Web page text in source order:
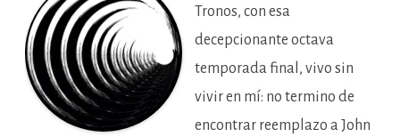
la
de
retribución
de
los
administradores
Tronos, con esa
decepcionante octava
temporada final, vivo sin
vivir en mí: no termino de
encontrar reemplazo a John